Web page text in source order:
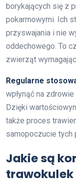
borykających się z
pokarmowymi. Ich
przyswajania i nie
oddechowego. To
zwierząt
Regularne
wpłynąć na
Dzięki
także proces
samopoczucie tych
Jakie są
trawokulek